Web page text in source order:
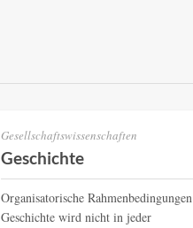
Gesellschaftswissenschaften
Geschichte
Organisatorische Rahmenbedingungen
Geschichte wird nicht in jeder